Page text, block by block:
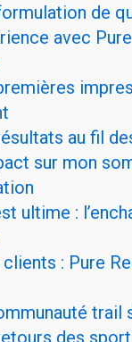
de
avec
au fil
sur mon
ultime :
: Pure
trail